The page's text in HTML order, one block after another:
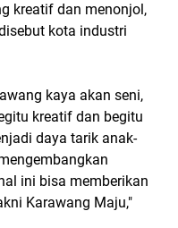
kreatif dan menonjol,
kota industri
kaya akan seni,
kreatif dan begitu
daya tarik anak-
ini bisa memberikan
Karawang Maju,"